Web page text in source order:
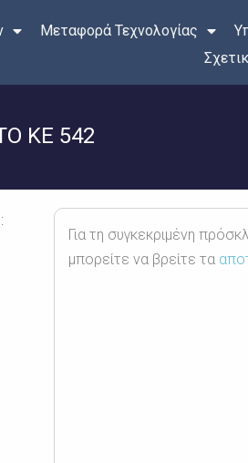
Μεταφορά Τεχνολογίας
ΚΕ 542
Για τη συγκεκριμένη
μπορείτε να βρείτε τα